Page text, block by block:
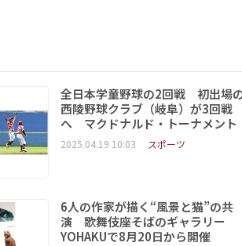
全日本学童野球の2回戦 初出場
西陵野球クラブ（岐阜）が3回戦
へ マクドナルド・トーナメント
2025.04.19 10:03 スポーツ
6人の作家が描く“風景と猫”の共
演 歌舞伎座そばのギャラリー
YOHAKUで8月20日から開催